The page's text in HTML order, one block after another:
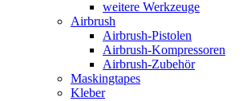
weitere Werkzeuge
Airbrush
Airbrush-Pistolen
Airbrush-Kompressoren
Airbrush-Zubehör
Maskingtapes
Kleber